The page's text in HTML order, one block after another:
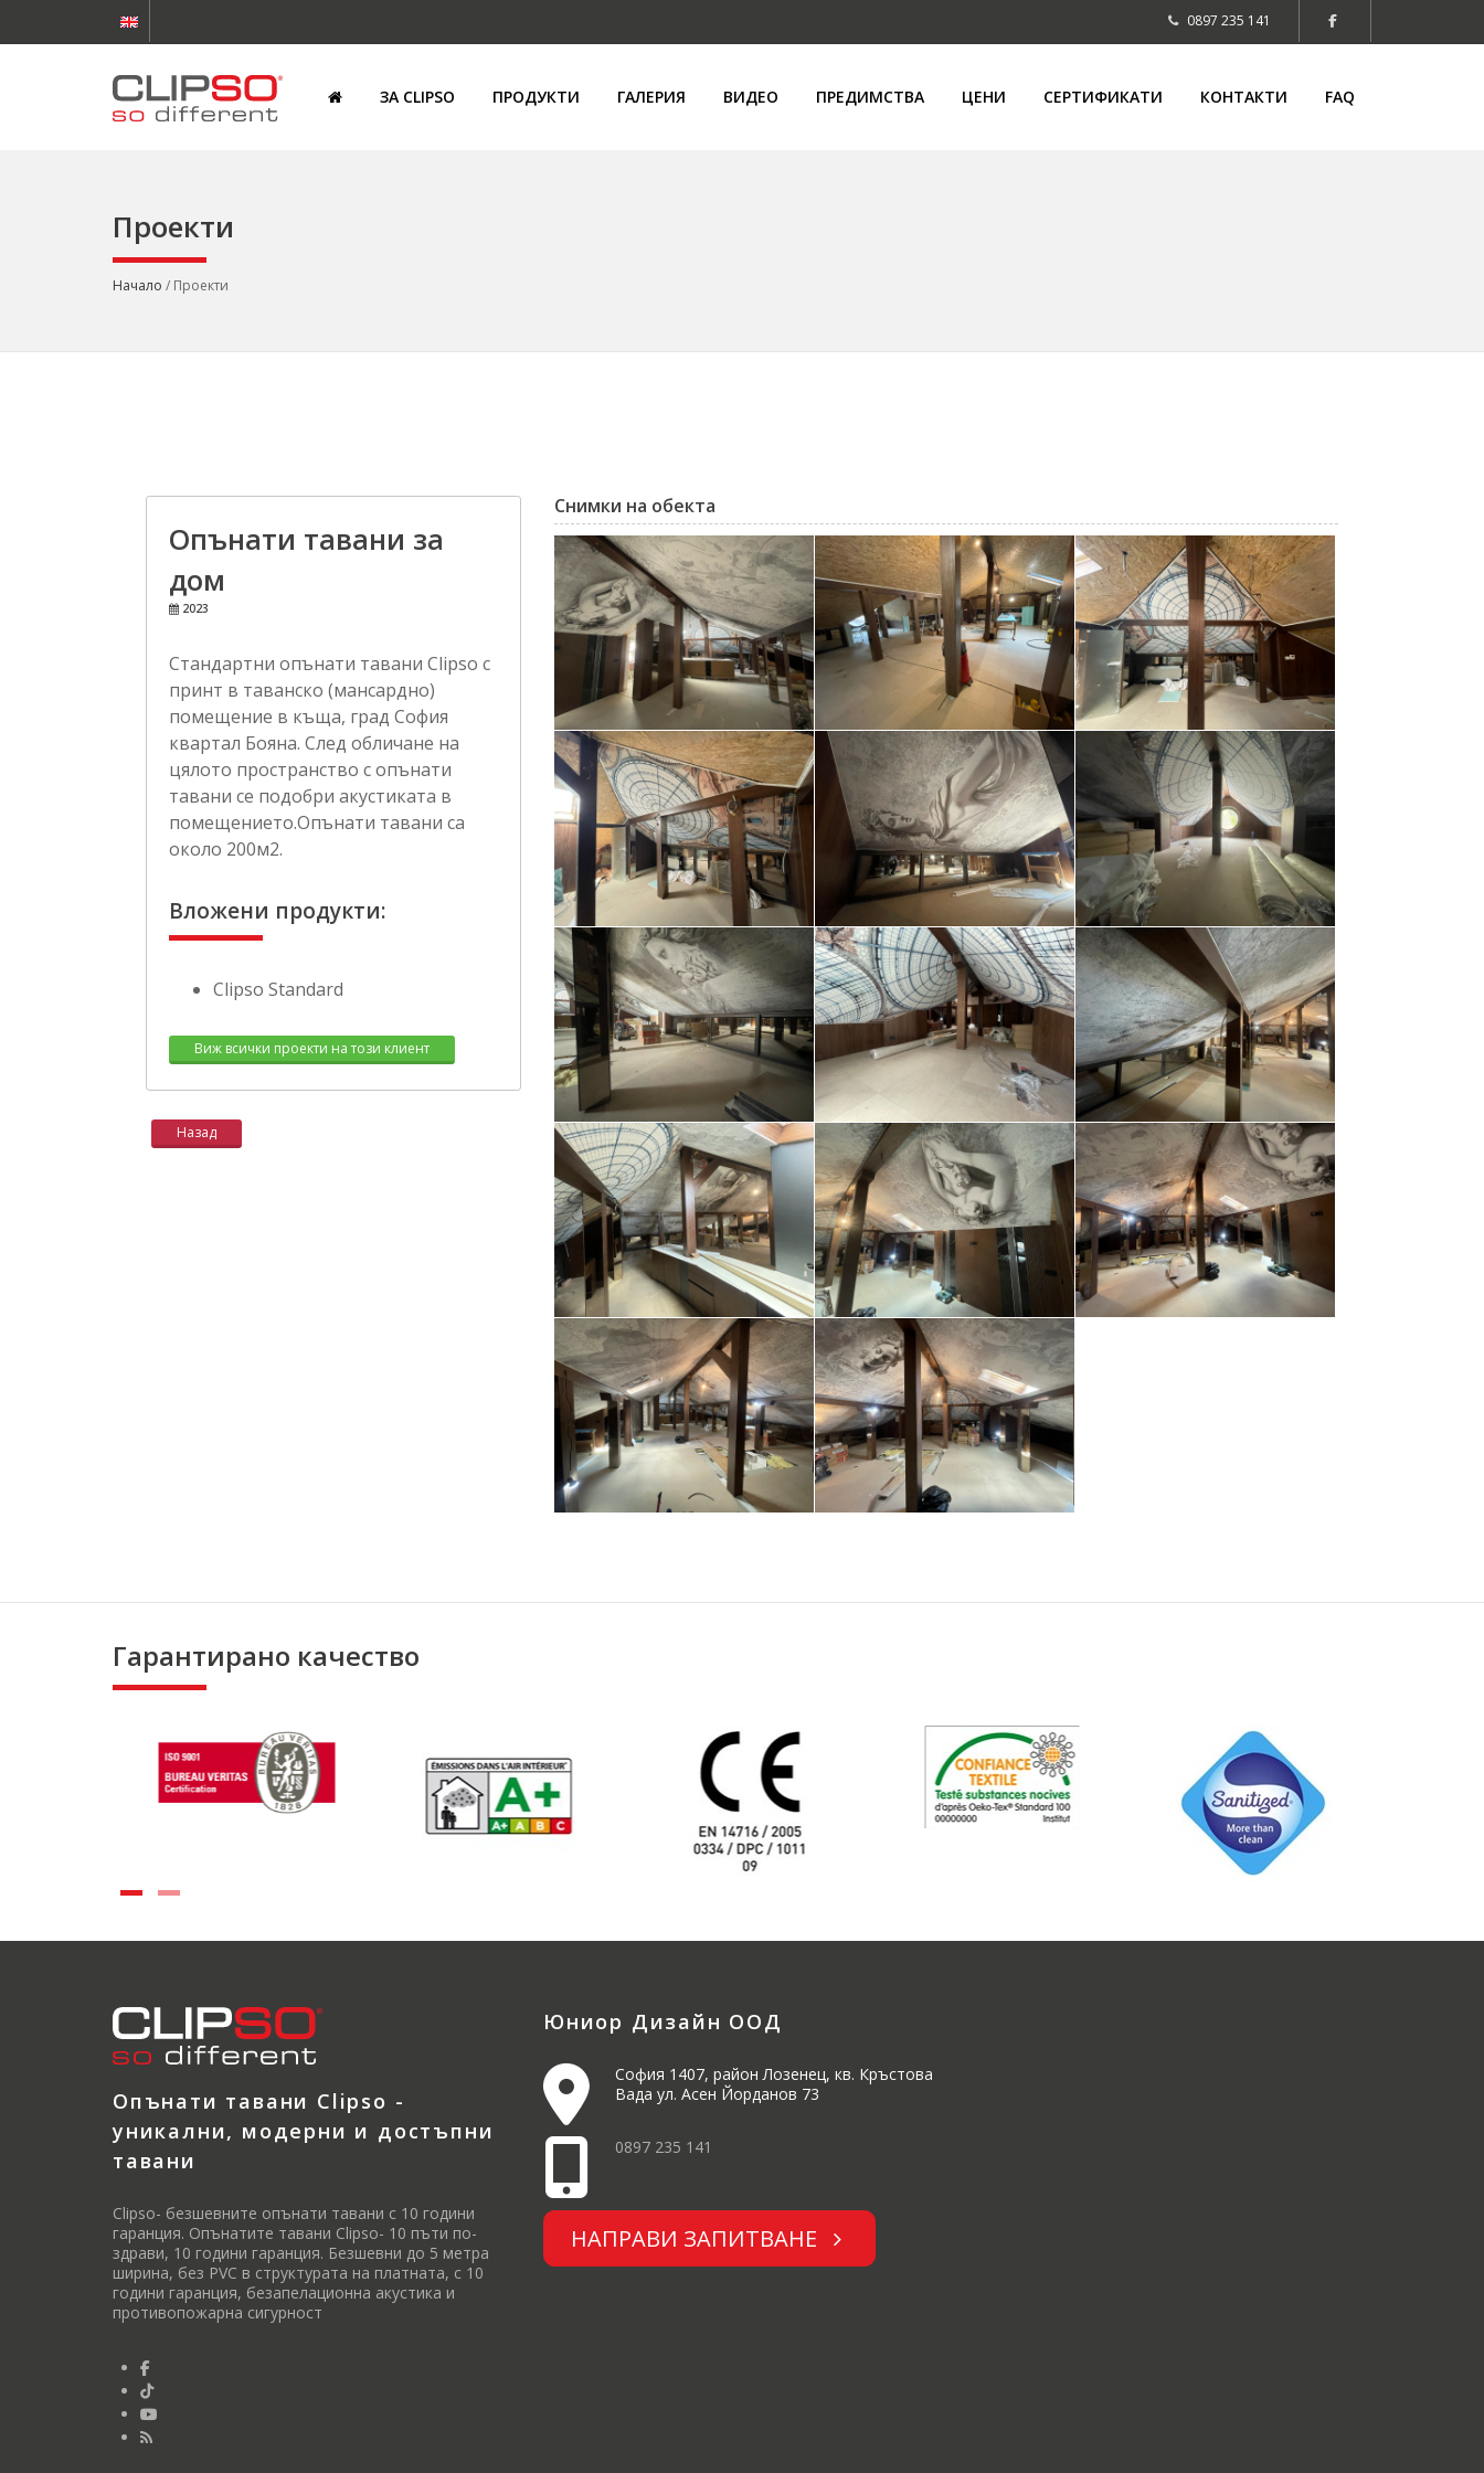
0897 235 141
ЗА CLIPSO ПРОДУКТИ ГАЛЕРИЯ ВИДЕО ПРЕДИМСТВА ЦЕНИ СЕРТИФИКАТИ КОНТАКТИ FAQ
Проекти
Начало / Проекти
Опънати тавани за
дом
2023
Стандартни опънати тавани Clipso с
принт в таванско (мансардно)
помещение в къща, град София
квартал Бояна. След обличане на
цялото пространство с опънати
тавани се подобри акустиката в
помещението.Опънати тавани са
около 200м2.
Вложени продукти:
Clipso Standard
Виж всички проекти на този клиент
Назад
Снимки на обекта
Гарантирано качество
Опънати тавани Clipso -
уникални, модерни и достъпни
тавани
Clipso- безшевните опънати тавани с 10 години
гаранция. Опънатите тавани Clipso- 10 пъти по-
здрави, 10 години гаранция. Безшевни до 5 метра
ширина, без PVC в структурата на платната, с 10
години гаранция, безапелационна акустика и
противопожарна сигурност
Юниор Дизайн ООД
София 1407, район Лозенец, кв. Кръстова
Вада ул. Асен Йорданов 73
0897 235 141
НАПРАВИ ЗАПИТВАНЕ